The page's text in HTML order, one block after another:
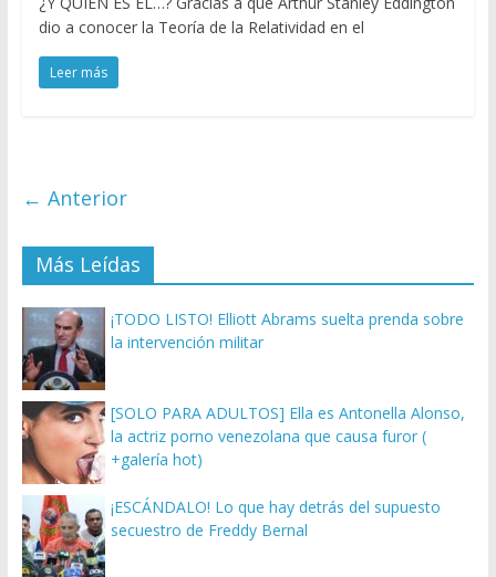
dio a conocer la Teoría de la Relatividad en el
Leer más
← Anterior
Más Leídas
¡TODO LISTO! Elliott Abrams suelta prenda sobre
la intervención militar
[SOLO PARA ADULTOS] Ella es Antonella Alonso,
la actriz porno venezolana que causa furor (
+galería hot)
¡ESCÁNDALO! Lo que hay detrás del supuesto
secuestro de Freddy Bernal